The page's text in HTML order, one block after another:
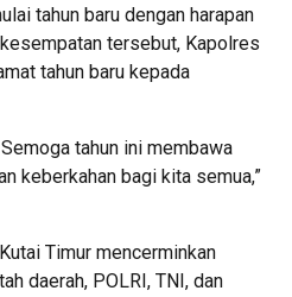
tahun baru dengan harapan
tersebut, Kapolres
tahun baru kepada
tahun ini membawa
keberkahan bagi kita semua,”
Timur mencerminkan
daerah, POLRI, TNI, dan